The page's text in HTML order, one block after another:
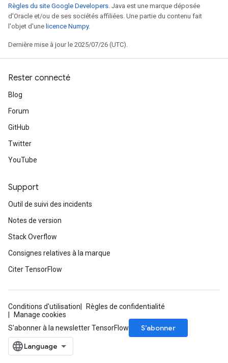
Règles du site Google Developers. Java est une marque déposée
d'Oracle et/ou de ses sociétés affiliées. Une partie du contenu fait
l'objet d'une licence Numpy.
Dernière mise à jour le 2025/07/26 (UTC).
Rester connecté
Blog
Forum
GitHub
Twitter
YouTube
Support
Outil de suivi des incidents
Notes de version
Stack Overflow
Consignes relatives à la marque
Citer TensorFlow
Conditions d'utilisation
Règles de confidentialité
Manage cookies
S'abonner à la newsletter TensorFlow
S’abonner